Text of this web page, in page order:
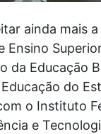
ainda mais
Ensino
da Educação
do
o Instituto
e